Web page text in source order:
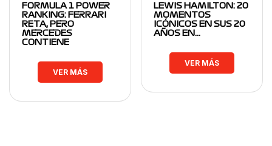
FORMULA 1 POWER
RANKING: FERRARI
RETA, PERO
MERCEDES
CONTIENE
VER MÁS
LEWIS HAMILTON: 20
MOMENTOS
ICÓNICOS EN SUS 20
AÑOS EN…
VER MÁS